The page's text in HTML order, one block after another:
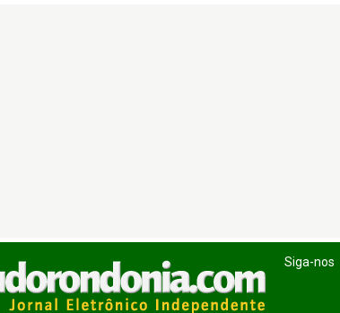
Siga-nos